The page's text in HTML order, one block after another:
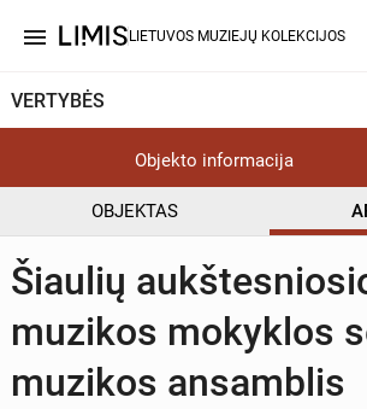
menu LIETUVOS MUZIEJŲ KOLEKCIJOS
VERTYBĖS
Objekto informacija
OBJEKTAS
Šiaulių
muzikos mokyklos
muzikos ansamblis